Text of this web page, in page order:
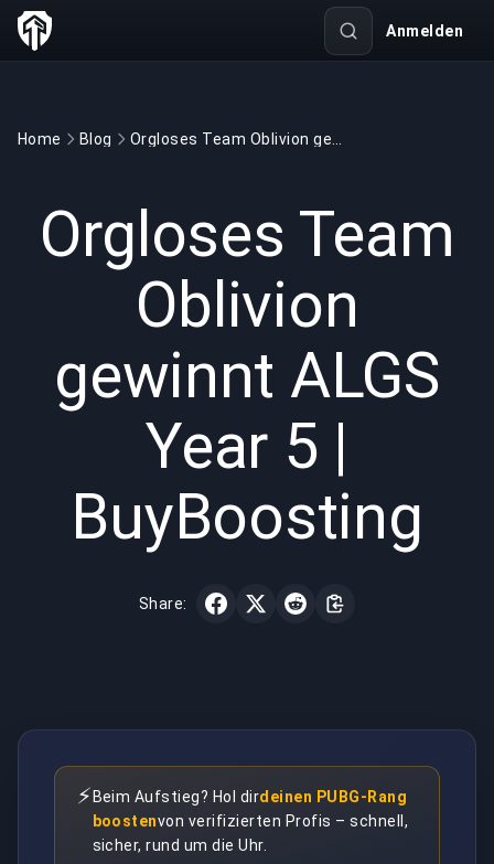
Anmelden
Home Blog
Orgloses Team
Oblivion
gewinnt ALGS
Year 5 |
BuyBoosting
Share:
⚡ Beim Aufstieg? Hol dirdeinen PUBG-Rang
boostenvon verifizierten Profis – schnell,
sicher, rund um die Uhr.